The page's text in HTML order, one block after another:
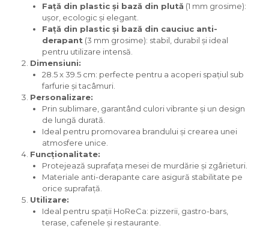
Față din plastic și bază din plută (1 mm grosime):
ușor, ecologic și elegant.
Față din plastic și bază din cauciuc anti-
derapant (3 mm grosime): stabil, durabil și ideal
pentru utilizare intensă.
Dimensiuni:
28.5 x 39.5 cm: perfecte pentru a acoperi spațiul sub
farfurie și tacâmuri.
Personalizare:
Prin sublimare, garantând culori vibrante și un design
de lungă durată.
Ideal pentru promovarea brandului și crearea unei
atmosfere unice.
Funcționalitate:
Protejează suprafața mesei de murdărie și zgârieturi.
Materiale anti-derapante care asigură stabilitate pe
orice suprafață.
Utilizare:
Ideal pentru spații HoReCa: pizzerii, gastro-bars,
terase, cafenele și restaurante.